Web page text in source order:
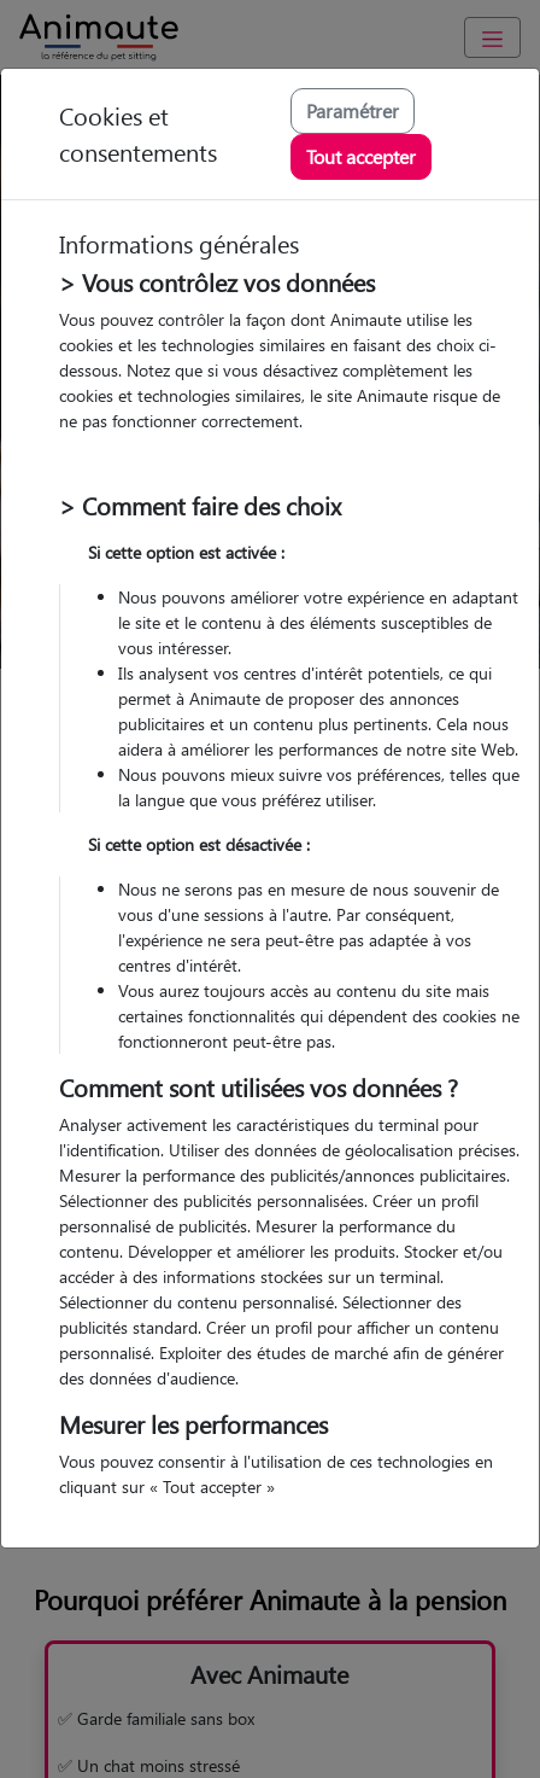
Prix Pension Chat
en 2024
chez le Pet Sitter
chez le Pet Sitter
Promenades
Visites
Promenades
Visites
Ville
Pour quel animal ?
Trouver mon Pet Sitter
Garde d'animaux Garde chat
Pension pour chat
Prix Pension Chat
Prix et tarifs d’une pension
pour chat
Vous souhaitez mettre votre chat dans unhôtel ou une pension
pour partir en vacances l’esprit tranquille mais ne savez pas
combien cela coûte ? Animaute estime pour vous le prix et tarif d’une
donne ici les clés pour comprendre pourquoi les prix peuvent varier
énormément d’une pension à l’autre.
Testez Animaute pour la garde de votre
chat
Grâce à son vaste réseau de cat sitters, Animaute vous permet
de trouver rapidement et facilement un gardien pour votre
matou. Une solution sans box, en famille d'accueil !
Je découvre
Pourquoi préférer Animaute à la pension
Avec Animaute
✅ Garde familiale sans box
✅ Un chat moins stressé
Cookies et
consentements
Paramétrer
Tout accepter
Informations générales
> Vous contrôlez vos données
Vous pouvez contrôler la façon dont Animaute utilise les
cookies et les technologies similaires en faisant des choix ci-
dessous. Notez que si vous désactivez complètement les
cookies et technologies similaires, le site Animaute risque de
ne pas fonctionner correctement.
> Comment faire des choix
Si cette option est activée :
Nous pouvons améliorer votre expérience en adaptant
le site et le contenu à des éléments susceptibles de
vous intéresser.
Ils analysent vos centres d'intérêt potentiels, ce qui
permet à Animaute de proposer des annonces
publicitaires et un contenu plus pertinents. Cela nous
aidera à améliorer les performances de notre site Web.
Nous pouvons mieux suivre vos préférences, telles que
la langue que vous préférez utiliser.
Si cette option est désactivée :
Nous ne serons pas en mesure de nous souvenir de
vous d'une sessions à l'autre. Par conséquent,
l'expérience ne sera peut-être pas adaptée à vos
centres d'intérêt.
Vous aurez toujours accès au contenu du site mais
certaines fonctionnalités qui dépendent des cookies ne
fonctionneront peut-être pas.
Comment sont utilisées vos données ?
Analyser activement les caractéristiques du terminal pour
l'identification. Utiliser des données de géolocalisation précises.
Mesurer la performance des publicités/annonces publicitaires.
Sélectionner des publicités personnalisées. Créer un profil
personnalisé de publicités. Mesurer la performance du
contenu. Développer et améliorer les produits. Stocker et/ou
accéder à des informations stockées sur un terminal.
Sélectionner du contenu personnalisé. Sélectionner des
publicités standard. Créer un profil pour afficher un contenu
personnalisé. Exploiter des études de marché afin de générer
des données d'audience.
Mesurer les performances
Vous pouvez consentir à l'utilisation de ces technologies en
cliquant sur « Tout accepter »